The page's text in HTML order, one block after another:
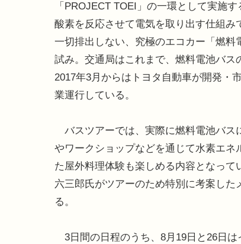
「PROJECT TOEI」の一環として実施
酸素を反応させて電気を取り出す仕組み
一切排出しない、究極のエコカー「燃
試み。交通局はこれまで、燃料電池バス
2017年3月からはトヨタ自動車が開発・
業運行している。
バスツアーでは、実際に燃料電池バス
やワークショップなどを通じて水素エ
た屋外料理体験も楽しめる内容となっ
六三郎氏がツアーのため特別に考案し
る。
3日間の日程のうち、8月19日と26日